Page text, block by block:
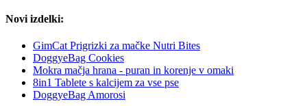
Novi izdelki:
GimCat Prigrizki za mačke Nutri Bites
DoggyeBag Cookies
Mokra mačja hrana - puran in korenje v omaki
8in1 Tablete s kalcijem za vse pse
DoggyeBag Amorosi